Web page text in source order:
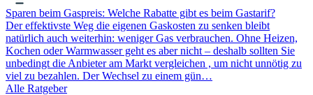
Sparen beim Gaspreis: Welche Rabatte gibt es beim Gastarif?
Der effektivste Weg die eigenen Gaskosten zu senken bleibt
natürlich auch weiterhin: weniger Gas verbrauchen. Ohne Heizen,
Kochen oder Warmwasser geht es aber nicht – deshalb sollten Sie
unbedingt die Anbieter am Markt vergleichen , um nicht unnötig zu
viel zu bezahlen. Der Wechsel zu einem gün…
Alle Ratgeber